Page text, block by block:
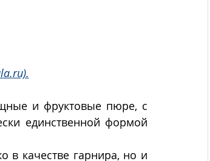
и фруктовые пюре, с
единственной формой
в качестве гарнира, но и